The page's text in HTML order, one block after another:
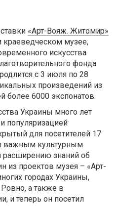
«Арт-Вояж. Житомир»
музее,
искусства
фонда
с 3 июля по 28
произведений из
более 6000 экспонатов.
Украины много лет
популяризацией
для посетителей 17
важным культурным
знаний об
из проектов музея – «Арт-
городах Украины,
а также в
и теперь он посетил